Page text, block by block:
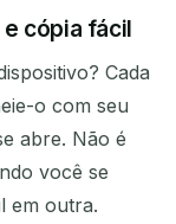
cópia fácil
Cada
o com seu
abre. Não é
você se
em outra.